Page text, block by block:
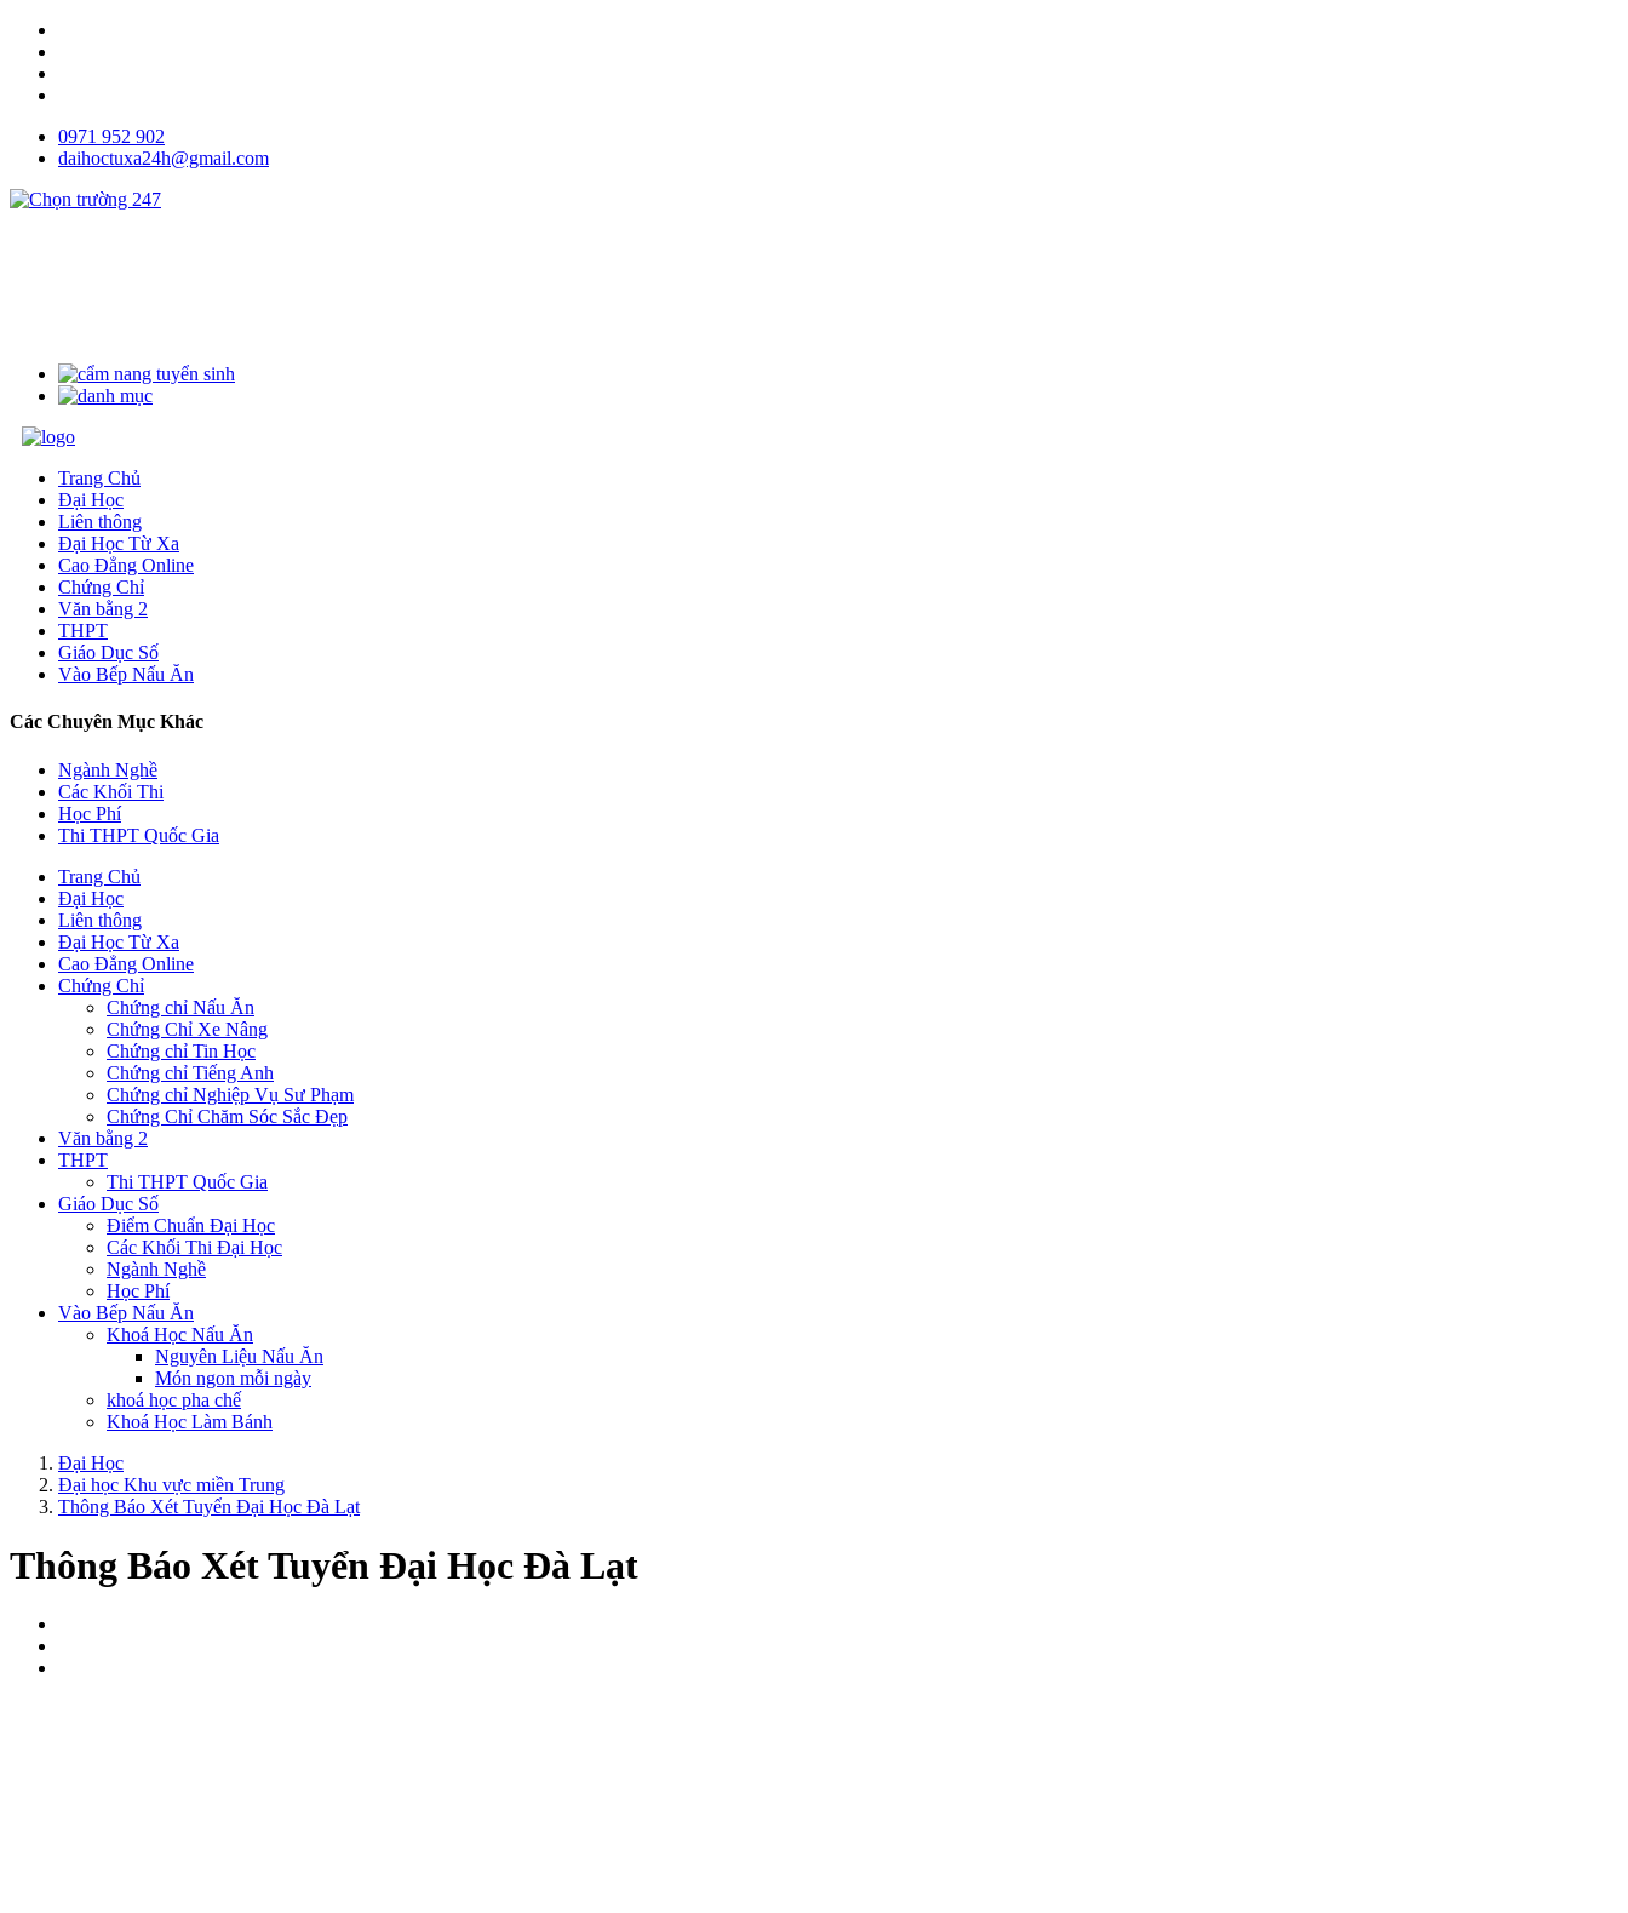
0971 952 902
daihoctuxa24h@gmail.com
Trang Chủ
Đại Học
Liên thông
Đại Học Từ Xa
Cao Đẳng Online
Chứng Chỉ
Văn bằng 2
THPT
Giáo Dục Số
Vào Bếp Nấu Ăn
Các Chuyên Mục Khác
Ngành Nghề
Các Khối Thi
Học Phí
Thi THPT Quốc Gia
Trang Chủ
Đại Học
Liên thông
Đại Học Từ Xa
Cao Đẳng Online
Chứng Chỉ
Chứng chỉ Nấu Ăn
Chứng Chỉ Xe Nâng
Chứng chỉ Tin Học
Chứng chỉ Tiếng Anh
Chứng chỉ Nghiệp Vụ Sư Phạm
Chứng Chỉ Chăm Sóc Sắc Đẹp
Văn bằng 2
THPT
Thi THPT Quốc Gia
Giáo Dục Số
Điểm Chuẩn Đại Học
Các Khối Thi Đại Học
Ngành Nghề
Học Phí
Vào Bếp Nấu Ăn
Khoá Học Nấu Ăn
Nguyên Liệu Nấu Ăn
Món ngon mỗi ngày
khoá học pha chế
Khoá Học Làm Bánh
Đại Học
Đại học Khu vực miền Trung
Thông Báo Xét Tuyển Đại Học Đà Lạt
Thông Báo Xét Tuyển Đại Học Đà Lạt